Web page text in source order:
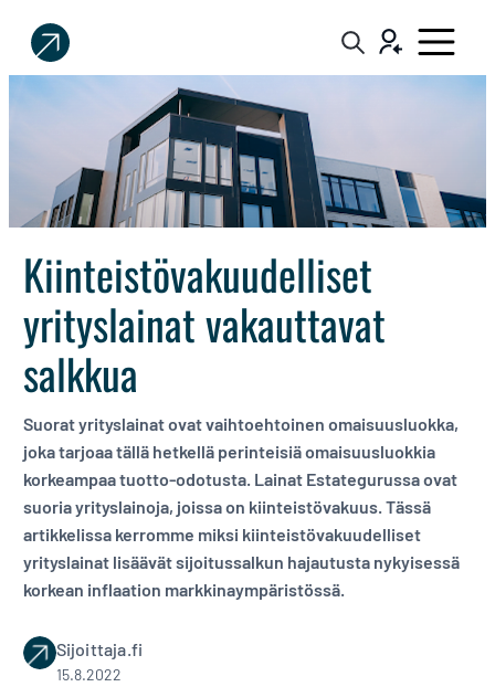
Sijoittaja.fi
Tee
sijoituspäätöksiä
Kiinteistövakuudelliset
yrityslainat vakauttavat
salkkua
Suorat yrityslainat ovat vaihtoehtoinen omaisuusluokka,
joka tarjoaa tällä hetkellä perinteisiä omaisuusluokkia
korkeampaa tuotto-odotusta. Lainat Estategurussa ovat
suoria yrityslainoja, joissa on kiinteistövakuus. Tässä
artikkelissa kerromme miksi kiinteistövakuudelliset
yrityslainat lisäävät sijoitussalkun hajautusta nykyisessä
korkean inflaation markkinaympäristössä.
Sijoittaja.fi
15.8.2022